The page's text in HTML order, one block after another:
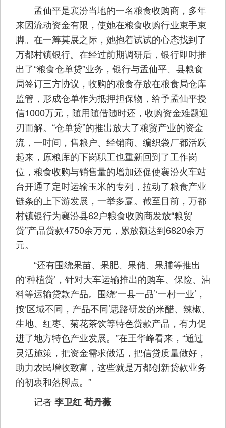
孟仙平是襄汾当地的一名粮食收购商，多年
来因流动资金有限，使她在粮食收购行业束手束
脚。在一筹莫展之际，她抱着试试的心态找到了
万都村镇银行。在经过前期调研后，银行即时推
出了“粮食仓单贷”业务，银行与孟仙平、县粮食
局签订三方协议，收购的粮食存放在粮食局仓库
监管，形成仓单作为抵押担保物，给予孟仙平授
信1000万元，随用随借随时还，收购资金难题迎
刃而解。“仓单贷”的推出放大了粮贸产业的资金
流，一时间，售粮户、经销商、编织袋厂都活跃
起来，原粮库的下岗职工也重新回到了工作岗
位，粮食收购与销售量的增加还促使襄汾火车站
台开通了定时运输玉米的专列，拉动了粮食产业
链条的上下游发展，一举多赢。截至目前，万都
村镇银行为襄汾县62户粮食收购商发放“粮贸
贷”产品贷款4750余万元，累放额达到6820余万
元。
“还有围绕果苗、果肥、果储、果脯等推出
的‘种植贷’，针对大车运输推出的购车、保险、油
料等运输贷款产品。围绕‘一县一品’‘一村一业’，
按‘区域不同，产品不同’思路研发的米醋、辣椒、
生地、红枣、菊花茶饮等特色贷款产品，有力促
进了地方特色产业发展。”在王华峰看来，“通过
灵活施策，把资金需求做活，把信贷质量做好，
助力农民增收致富，这些就是万都创新贷款业务
的初衷和落脚点。”
记者李卫红 荀丹薇